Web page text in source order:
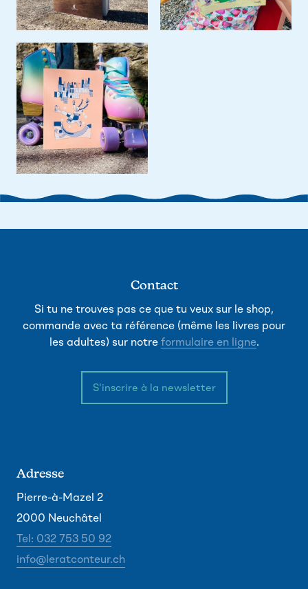
Contact
Si tu ne trouves pas ce que tu veux sur le shop,
commande avec ta référence (même les livres pour
les adultes) sur notre formulaire en ligne.
S'inscrire à la newsletter
Adresse
Pierre-à-Mazel 2
2000 Neuchâtel
Tel: 032 753 50 92
info@leratconteur.ch